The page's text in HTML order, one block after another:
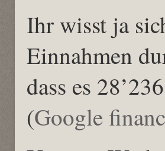
Ihr wisst ja
Einnahmen
dass es
(Google